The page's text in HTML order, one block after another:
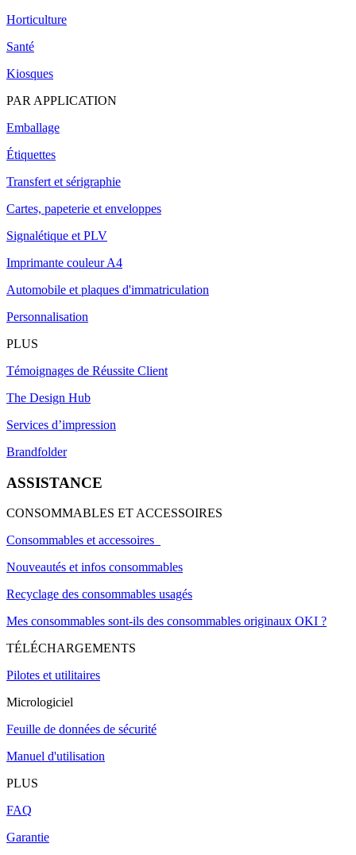
Horticulture
Santé
Kiosques
PAR APPLICATION
Emballage
Étiquettes
Transfert et sérigraphie
Cartes, papeterie et enveloppes
Signalétique et PLV
Imprimante couleur A4
Automobile et plaques d'immatriculation
Personnalisation
PLUS
Témoignages de Réussite Client
The Design Hub
Services d’impression
Brandfolder
ASSISTANCE
CONSOMMABLES ET ACCESSOIRES
Consommables et accessoires
Nouveautés et infos consommables
Recyclage des consommables usagés
Mes consommables sont-ils des consommables originaux OKI ?
TÉLÉCHARGEMENTS
Pilotes et utilitaires
Micrologiciel
Feuille de données de sécurité
Manuel d'utilisation
PLUS
FAQ
Garantie